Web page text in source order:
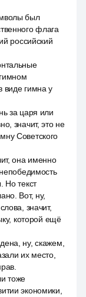
был
флага
российский
виде гимна у
за царя или
значит, это не
Советского
она именно
Но текст
Вот, ну,
значит,
которой ещё
ну, скажем,
их место,
тоже
экономики,